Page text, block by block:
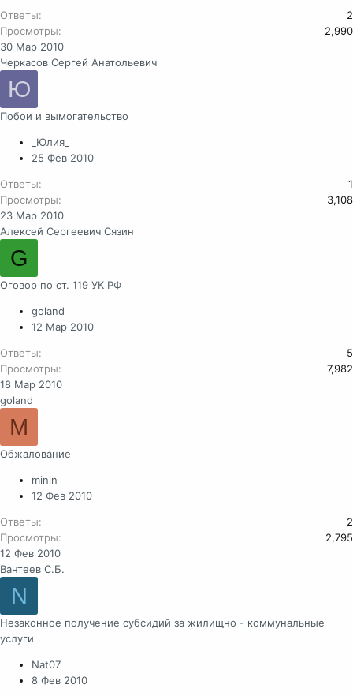
Ответы
2
Просмотры
2,990
30 Мар 2010
Черкасов Сергей Анатольевич
Ю
Побои и вымогательство
_Юлия_
25 Фев 2010
Ответы
1
Просмотры
3,108
23 Мар 2010
Алексей Сергеевич Сязин
G
Оговор по ст. 119 УК РФ
goland
12 Мар 2010
Ответы
5
Просмотры
7,982
18 Мар 2010
goland
M
Обжалование
minin
12 Фев 2010
Ответы
2
Просмотры
2,795
12 Фев 2010
Вантеев С.Б.
N
Незаконное получение субсидий за жилищно - коммунальные
услуги
Nat07
8 Фев 2010